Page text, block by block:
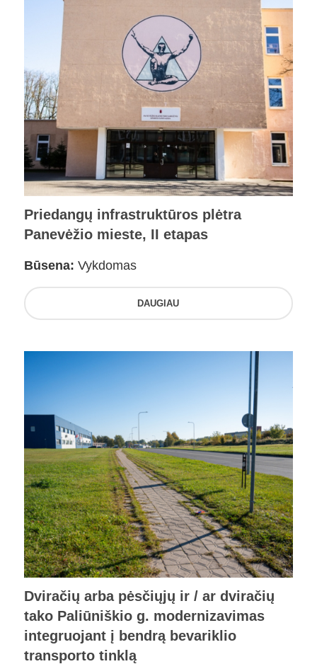
Priedangų infrastruktūros plėtra
Panevėžio mieste, II etapas
Būsena: Vykdomas
DAUGIAU
Dviračių arba pėsčiųjų ir / ar dviračių
tako Paliūniškio g. modernizavimas
integruojant į bendrą bevariklio
transporto tinklą